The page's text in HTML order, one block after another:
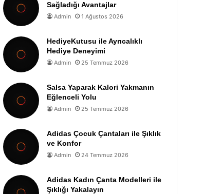
Sağladığı Avantajlar
Admin 1 Ağustos 2026
HediyeKutusu ile Ayrıcalıklı
Hediye Deneyimi
Admin 25 Temmuz 2026
Salsa Yaparak Kalori Yakmanın
Eğlenceli Yolu
Admin 25 Temmuz 2026
Adidas Çocuk Çantaları ile Şıklık
ve Konfor
Admin 24 Temmuz 2026
Adidas Kadın Çanta Modelleri ile
Şıklığı Yakalayın